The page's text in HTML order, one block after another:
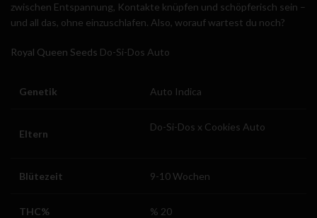
zwischen Entspannung, Kontakte knüpfen und schöpferisch sein –
und all das, ohne einzuschlafen. Also, worauf wartest du noch?
Royal Queen Seeds Do-Si-Dos Auto
Genetik Auto Indica
Eltern
Do-Si-Dos x Cookies Auto
Blütezeit 9-10 Wochen
THC% % 20